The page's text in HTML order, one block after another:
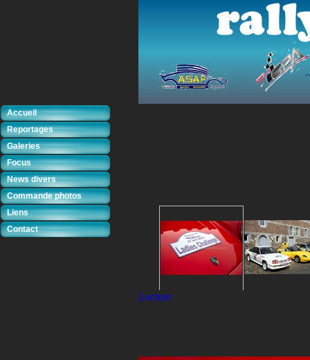
Accueil
Reportages
Galeries
Focus
News divers
Commande photos
Liens
Contact
Lecture